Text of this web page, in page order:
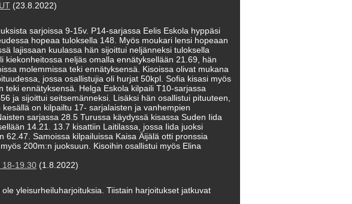
(23.8.2022)
sarjoissa 9-15v. P14-sarjassa Eelis Eskola hyppäsi
hopeaa tuloksella 148. Myös moukari lensi hopeaan
lajissaan kuulassa hän sijoittui neljänneksi tuloksella
kiekonheitossa neljäs omalla ennätyksellään 21.69, hän
molemmissa teki ennätyksensä. Kisoissa olivat mukana
jossa osallistujia oli hurjat 50kpl. Sofia kisasi myös
teki ennätyksensä. Helga Eskola kilpaili T10-sarjassa
ja sijoittui seitsemänneksi. Lisäksi hän osallistui pituuteen,
on kilpailtu 17- sarjalaisten ja vanhempien
sarjassa 28.5 Turussa käydyssä kisassa Suden Iida
14.21. 13.7 kisattiin Laitilassa, jossa Iida juoksi
62.47. Samoissa kilpailuissa Kaisa Äijälä otti pronssia
200m:n juoksuun. Kisoihin osallistui myös Elina
18-19.30 (1.8.2022)
yleisurheiluharjoituksia. Tiistain harjoitukset jatkuvat